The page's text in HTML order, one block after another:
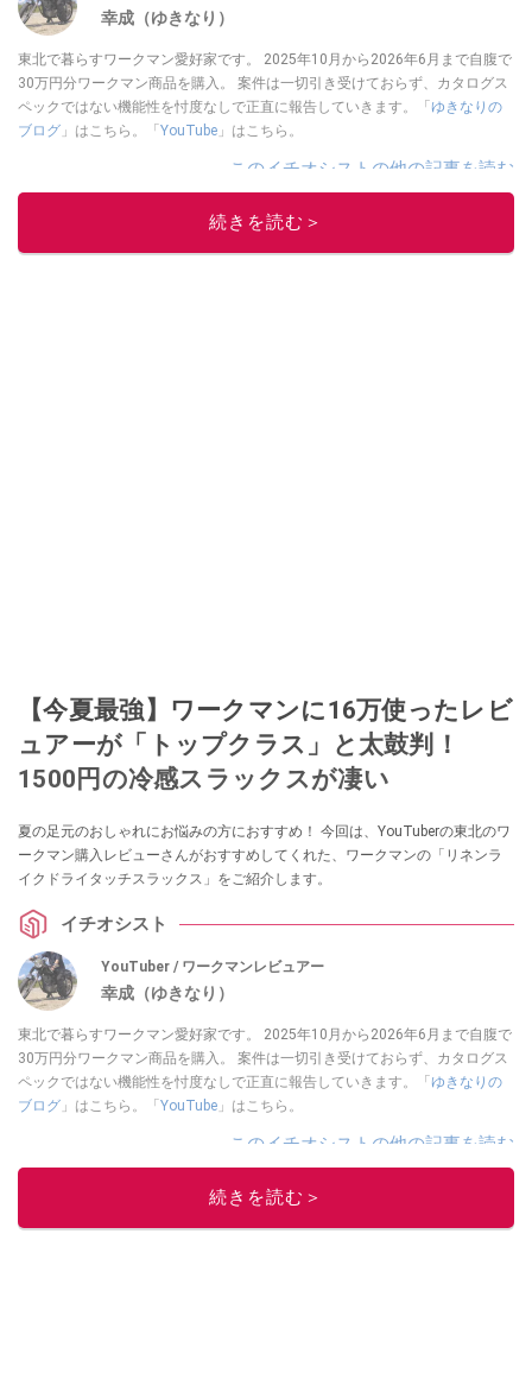
幸成（ゆきなり）
東北で暮らすワークマン愛好家です。 2025年10月から2026年6月まで自腹で
30万円分ワークマン商品を購入。 案件は一切引き受けておらず、カタログス
ペックではない機能性を忖度なしで正直に報告していきます。「 ゆきなりの
ブログ 」はこちら。「 YouTube 」はこちら。
このイチオシストの他の記事を読む
続きを読む＞
【今夏最強】ワークマンに16万使ったレビ
ュアーが「トップクラス」と太鼓判！
1500円の冷感スラックスが凄い
夏の足元のおしゃれにお悩みの方におすすめ！ 今回は、YouTuberの東北のワ
ークマン購入レビューさんがおすすめしてくれた、ワークマンの「リネンラ
イクドライタッチスラックス」をご紹介します。
イチオシスト
YouTuber / ワークマンレビュアー
幸成（ゆきなり）
東北で暮らすワークマン愛好家です。 2025年10月から2026年6月まで自腹で
30万円分ワークマン商品を購入。 案件は一切引き受けておらず、カタログス
ペックではない機能性を忖度なしで正直に報告していきます。「 ゆきなりの
ブログ 」はこちら。「 YouTube 」はこちら。
このイチオシストの他の記事を読む
続きを読む＞